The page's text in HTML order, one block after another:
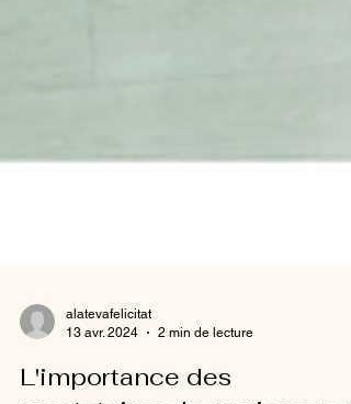
13 avr. 2024
2 min de lecture